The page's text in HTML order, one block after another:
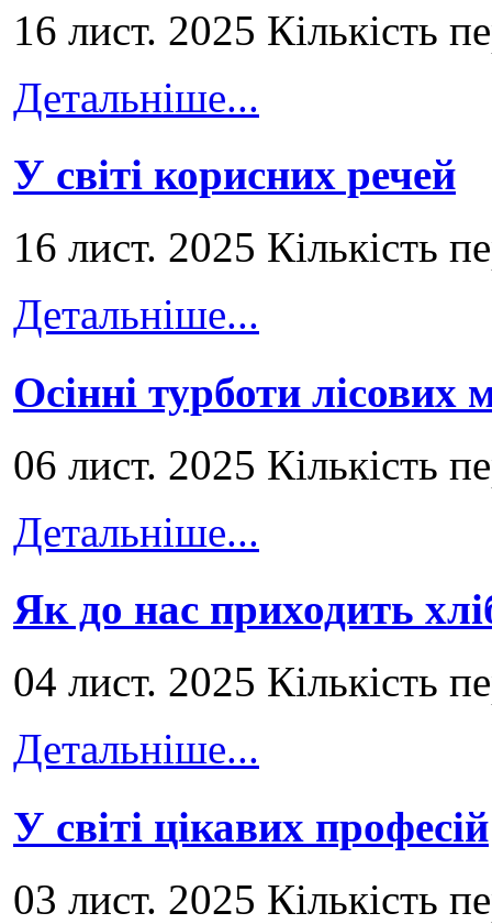
16 лист. 2025 Кількість
Детальніше...
У світі корисних речей
16 лист. 2025 Кількість
Детальніше...
Осінні турботи лісових
06 лист. 2025 Кількість
Детальніше...
Як до нас приходить
04 лист. 2025 Кількість
Детальніше...
У світі цікавих професій
03 лист. 2025 Кількість